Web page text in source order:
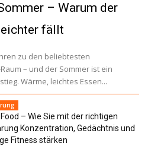
– Warum der
fällt
zu den beliebtesten
– und der Sommer ist ein
Wärme, leichtes Essen...
– Wie Sie mit der richtigen
Konzentration, Gedächtnis und
Fitness stärken